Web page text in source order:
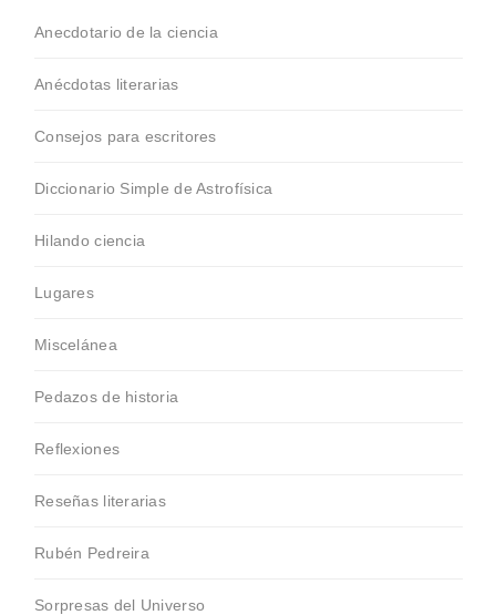
Anecdotario de la ciencia
Anécdotas literarias
Consejos para escritores
Diccionario Simple de Astrofísica
Hilando ciencia
Lugares
Miscelánea
Pedazos de historia
Reflexiones
Reseñas literarias
Rubén Pedreira
Sorpresas del Universo